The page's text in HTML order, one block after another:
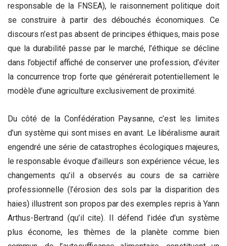
responsable de la FNSEA), le raisonnement politique doit
se construire à partir des débouchés économiques. Ce
discours n’est pas absent de principes éthiques, mais pose
que la durabilité passe par le marché, l’éthique se décline
dans l’objectif affiché de conserver une profession, d’éviter
la concurrence trop forte que générerait potentiellement le
modèle d’une agriculture exclusivement de proximité.
Du côté de la Confédération Paysanne, c’est les limites
d’un système qui sont mises en avant. Le libéralisme aurait
engendré une série de catastrophes écologiques majeures,
le responsable évoque d’ailleurs son expérience vécue, les
changements qu’il a observés au cours de sa carrière
professionnelle (l’érosion des sols par la disparition des
haies) illustrent son propos par des exemples repris à Yann
Arthus-Bertrand (qu’il cite). Il défend l’idée d’un système
plus économe, les thèmes de la planète comme bien